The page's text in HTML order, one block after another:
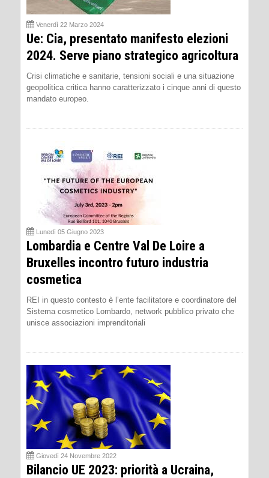
Venerdì 22 Marzo 2024
Ue: Cia, presentato manifesto elezioni
2024. Serve piano strategico agricoltura
Crisi climatiche e sanitarie, tensioni sociali e una situazione
geopolitica critica hanno caratterizzato i cinque anni di questo
mandato europeo.
Lunedì 05 Giugno 2023
Lombardia e Centre Val De Loire a
Bruxelles incontro futuro industria
cosmetica
REI in questo contesto è l’ente facilitatore e coordinatore del
Sistema cosmetico Lombardo, network pubblico privato che
unisce associazioni imprenditoriali
Giovedì 24 Novembre 2022
Bilancio UE 2023: priorità a Ucraina,